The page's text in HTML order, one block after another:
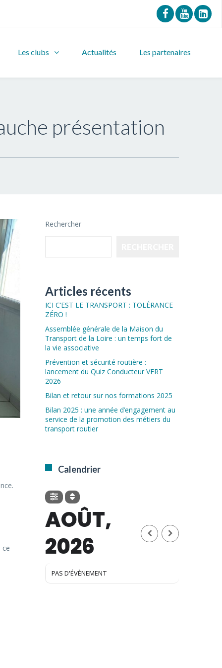
Les clubs Actualités Les partenaires
présentation
ce
Rechercher
Articles récents
ICI C’EST LE TRANSPORT : TOLÉRANCE
ZÉRO !
Assemblée générale de la Maison du
Transport de la Loire : un temps fort de
la vie associative
Prévention et sécurité routière :
lancement du Quiz Conducteur VERT
2026
Bilan et retour sur nos formations 2025
Bilan 2025 : une année d’engagement au
service de la promotion des métiers du
transport routier
Calendrier
AOÛT,
2026
PAS D'ÉVÈNEMENT